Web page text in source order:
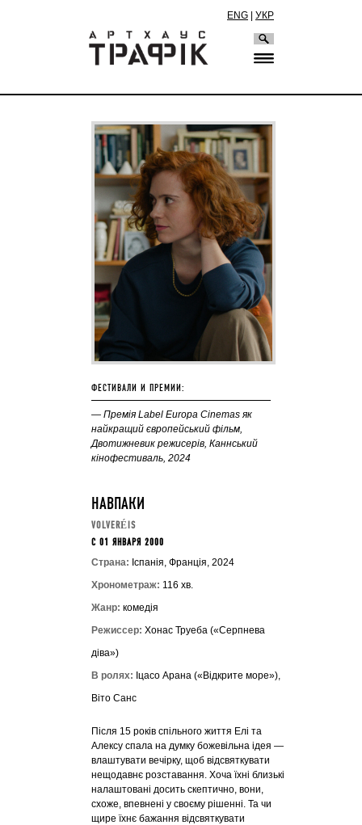
ENG УКР
ФЕСТИВАЛИ И ПРЕМИИ:
— Премія Label Europa Cinemas як
найкращий європейський фільм,
Двотижневик режисерів, Каннський
кінофестиваль, 2024
НАВПАКИ
VOLVERÉIS
C 01 ЯНВАРЯ 2000
Страна: Іспанія, Франція, 2024
Хронометраж: 116 хв.
Жанр: комедія
Режиссер: Хонас Труеба («Серпнева
діва»)
В ролях: Іцасо Арана («Відкрите море»),
Віто Санс
Після 15 років спільного життя Елі та
Алексу спала на думку божевільна ідея —
влаштувати вечірку, щоб відсвяткувати
нещодавнє розставання. Хоча їхні близькі
налаштовані досить скептично, вони,
схоже, впевнені у своєму рішенні. Та чи
щире їхнє бажання відсвяткувати